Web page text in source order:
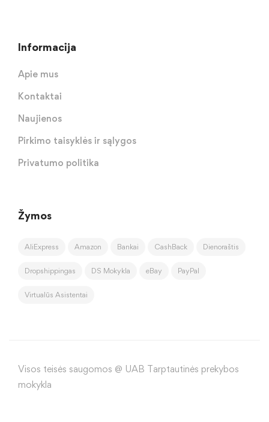
Informacija
Apie mus
Kontaktai
Naujienos
Pirkimo taisyklės ir sąlygos
Privatumo politika
Žymos
AliExpress Amazon Bankai CashBack Dienoraštis
Dropshippingas DS Mokykla eBay PayPal
Virtualūs Asistentai
Visos teisės saugomos @ UAB Tarptautinės prekybos
mokykla